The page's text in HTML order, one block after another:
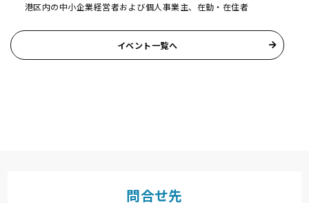
港区内の中小企業経営者および個人事業主、在勤・在住者
イベント一覧へ
問合せ先